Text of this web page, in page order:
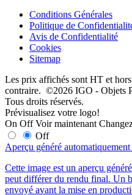
Conditions Générales
Politique de
Avis de Confidentialité
Cookies
Sitemap
Les prix affichés sont HT et
contraire. ©2026 IGO - Objets
Tous droits réservés.
Prévisualisez votre logo!
On Off Voir maintenant
Off
Aperçu généré
Cette image est un aperçu
peut différer du rendu final. Un
envoyé avant la mise en